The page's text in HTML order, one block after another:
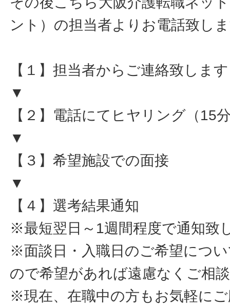
ント）の担当者よりお電話致し
【１】担当者からご連絡致します
▼
【２】電話にてヒヤリング（15
▼
【３】希望施設での面接
▼
【４】選考結果通知
※最短翌日～1週間程度で通知致
※面談日・入職日のご希望につ
ので希望があれば遠慮なくご相
※現在、在職中の方もお気軽に